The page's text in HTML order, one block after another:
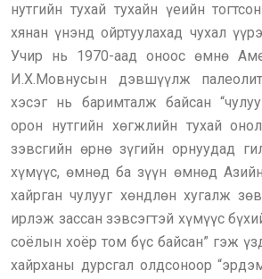
нутгийн тухай тухайн үеийн
хянан үнэнд ойртуулахад чухал
Учир нь 1970-аад оноос өмнө
И.Х.Мовнусын дэвшүүлж
хэсэг нь баримталж байсан
орон нутгийн хөгжлийн тухай
зэвсгийн өрнө зүгийн орнуудад
хүмүүс, өмнөд ба зүүн өмнөд
хайрган чулууг хөндлөн хугалж
ирлэж зассан зэвсэгтэй хүмүүс
соёлын хоёр том бүс байсан” гэж
хайрханы дурсгал олдсоноор